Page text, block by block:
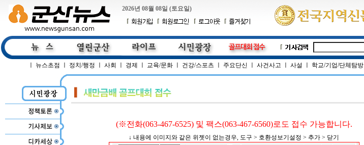
2026년 08월 08일 (토요일)
뉴스초점 정치/행정 사회 경제 교육/문화 건강/스포츠 주요단신 사건사고 사설 학교/기업/단체탐방
(※전화(063-467-6525) 및 팩스(063-467-6560)로도 접수 가능합니다.
↓ 내용에 이미지와 같은 위젯이 없는경우, 도구 > 호환성보기설정 > 추가 > 닫기